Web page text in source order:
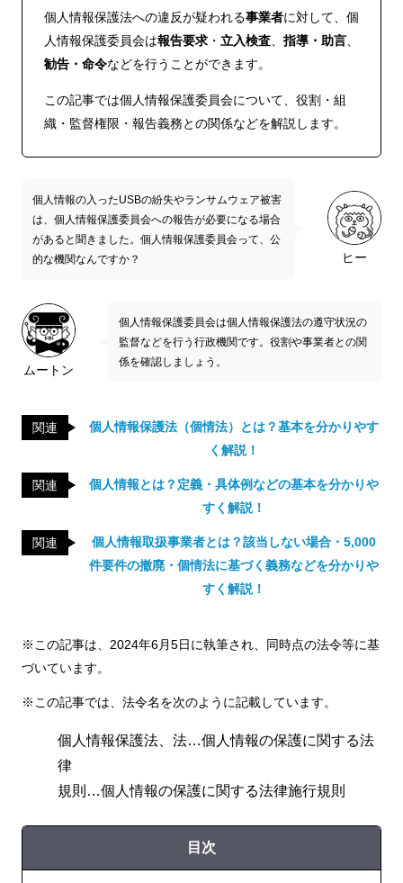
個人情報保護法への違反が疑われる事業者に対して、個
人情報保護委員会は報告要求 ・ 立入検査 指導・助言
勧告・命令などを行うことができます。
この記事では個人情報保護委員会について、役割・組
織・監督権限・報告義務との関係などを解説します。
ヒー
個人情報の入ったUSBの紛失やランサムウェア被害
は、個人情報保護委員会への報告が必要になる場合
があると聞きました。個人情報保護委員会って、公
的な機関なんですか？
ムートン
個人情報保護委員会は個人情報保護法の遵守状況の
監督などを行う行政機関です。役割や事業者との関
係を確認しましょう。
関連
個人情報保護法（個情法）とは？基本を分かりやす
く解説！
関連
個人情報とは？定義・具体例などの基本を分かりや
すく解説！
関連
個人情報取扱事業者とは？該当しない場合・5,000
件要件の撤廃・個情法に基づく義務などを分かりや
すく解説！
※この記事は、2024年6月5日に執筆され、同時点の法令等に基
づいています。
※この記事では、法令名を次のように記載しています。
個人情報保護法、法…個人情報の保護に関する法
律
規則…個人情報の保護に関する法律施行規則
目次